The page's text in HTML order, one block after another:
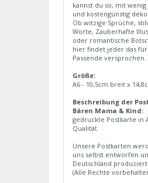
kannst du so, mit wenig
und kostengünstig
Ob witzige Sprüche,
Worte, Zauberhafte
oder romantische
hier findet jeder das
Passende versprochen.
Größe:
A6 - 10,5cm breit x
Beschreibung der
Bären Mama & Kind:
gedruckte Postkarte in
Qualität
Unsere Postkarten
uns selbst entworfen
Deutschland produziert.
(Alle Rechte